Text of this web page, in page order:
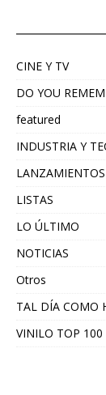
CINE Y TV
DO YOU
featured
INDUSTRIA Y
LANZAMIENTOS
LISTAS
LO ÚLTIMO
NOTICIAS
Otros
TAL DÍA COMO
VINILO TOP 100